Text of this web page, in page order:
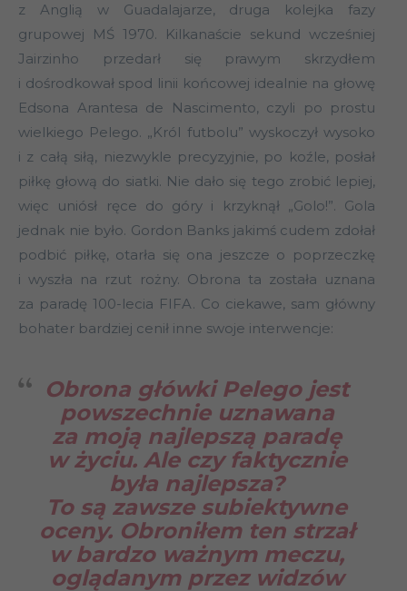
z Anglią w Guadalajarze, druga kolejka fazy
grupowej MŚ 1970. Kilkanaście sekund wcześniej
Jairzinho przedarł się prawym skrzydłem
i dośrodkował spod linii końcowej idealnie na głowę
Edsona Arantesa de Nascimento, czyli po prostu
wielkiego Pelego. „Król futbolu” wyskoczył wysoko
i z całą siłą, niezwykle precyzyjnie, po koźle, posłał
piłkę głową do siatki. Nie dało się tego zrobić lepiej,
więc uniósł ręce do góry i krzyknął „Golo!”. Gola
jednak nie było. Gordon Banks jakimś cudem zdołał
podbić piłkę, otarła się ona jeszcze o poprzeczkę
i wyszła na rzut rożny. Obrona ta została uznana
za paradę 100-lecia FIFA. Co ciekawe, sam główny
bohater bardziej cenił inne swoje interwencje:
Obrona główki Pelego jest
powszechnie uznawana
za moją najlepszą paradę
w życiu. Ale czy faktycznie
była najlepsza?
To są zawsze subiektywne
oceny. Obroniłem ten strzał
w bardzo ważnym meczu,
oglądanym przez widzów